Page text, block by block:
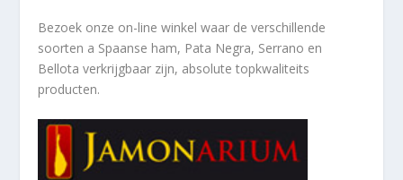
Bezoek onze on-line winkel waar de verschillende
soorten a Spaanse ham, Pata Negra, Serrano en
Bellota verkrijgbaar zijn, absolute topkwaliteits
producten.